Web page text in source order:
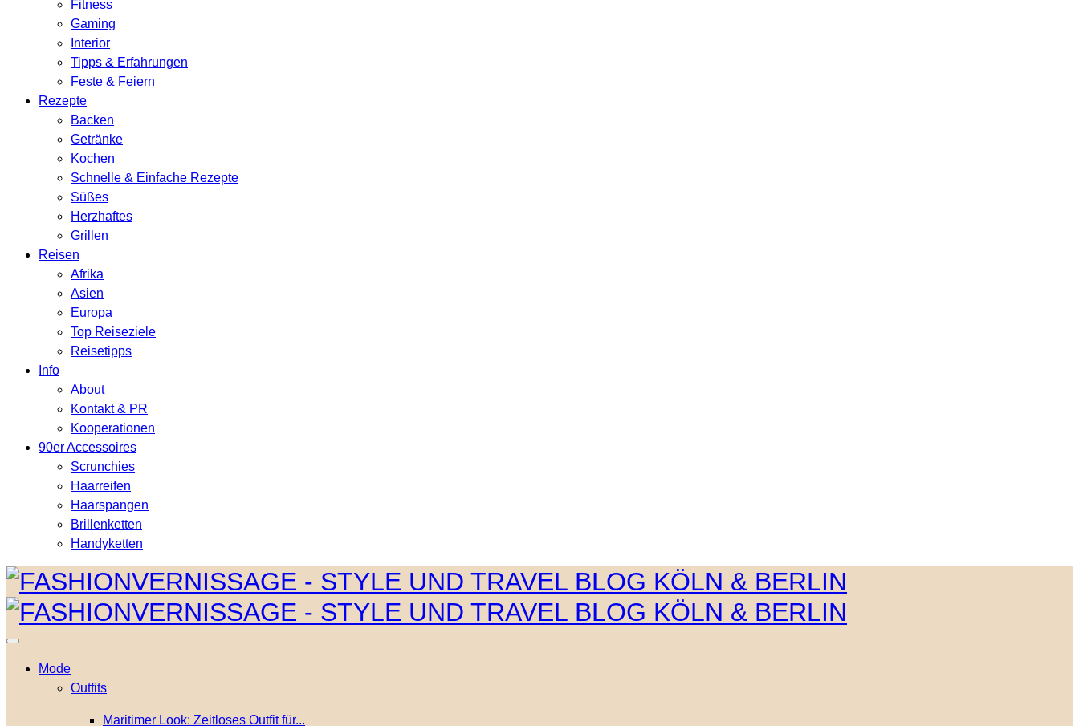
Fitness
Gaming
Interior
Tipps & Erfahrungen
Feste & Feiern
Rezepte
Backen
Getränke
Kochen
Schnelle & Einfache Rezepte
Süßes
Herzhaftes
Grillen
Reisen
Afrika
Asien
Europa
Top Reiseziele
Reisetipps
Info
About
Kontakt & PR
Kooperationen
90er Accessoires
Scrunchies
Haarreifen
Haarspangen
Brillenketten
Handyketten
Mode
Outfits
Maritimer Look: Zeitloses Outfit für...